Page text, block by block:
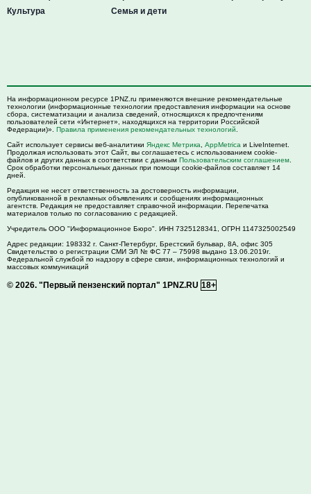
Культура
Семья и дети
На информационном ресурсе 1PNZ.ru применяются внешние рекомендательные
технологии (информационные технологии предоставления информации на основе
сбора, систематизации и анализа сведений, относящихся к предпочтениям
пользователей сети «Интернет», находящихся на территории Российской
Федерации)». Правила применения рекомендательных технологий
Сайт использует сервисы веб-аналитики Яндекс Метрика AppMetrica и LiveInternet.
Продолжая использовать этот Сайт, вы соглашаетесь с использованием cookie-
файлов и других данных в соответствии с данным Пользовательским соглашением
Срок обработки персональных данных при помощи cookie-файлов составляет 14
дней.
Редакция не несет ответственность за достоверность информации,
опубликованной в рекламных объявлениях и сообщениях информационных
агентств. Редакция не предоставляет справочной информации. Перепечатка
материалов только по согласованию с редакцией.
Учредитель ООО "Информационное Бюро". ИНН 7325128341, ОГРН 1147325002549
Адрес редакции: 198332 г. Санкт-Петербург, Брестский бульвар, 8А, офис 305
Свидетельство о регистрации СМИ ЭЛ № ФС 77 – 75998 выдано 13.06.2019г.
Федеральной службой по надзору в сфере связи, информационных технологий и
массовых коммуникаций
© 2026. "Первый пензенский портал" 1PNZ.RU 18+